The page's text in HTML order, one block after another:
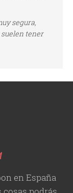
segura,
suelen tener
en España